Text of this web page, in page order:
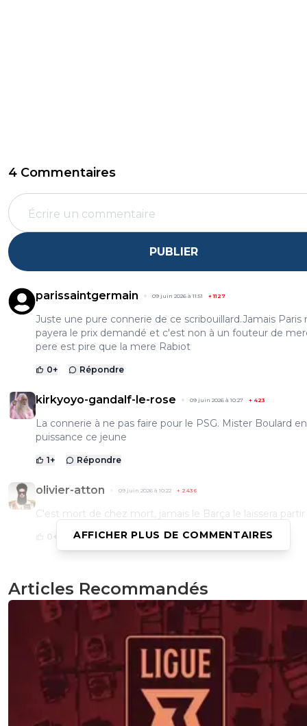
4 Commentaires
PUBLIER
parissaintgermain 09 juin 2026 à 11:51 +1127
Juste une pure connerie de ce scribouillard.Jamais Paris
payera le prix demandé et c'est non à un fouteur de
pere est pire que la mere Rabiot
0+ Répondre
kirkyoyo-gandalf-le-rose 09 juin 2026 à 10:27 + 423
La connerie à ne pas faire pour le PSG. Mister Boulard en
puissance ce jeune
1+ Répondre
olivier-atton 09 juin 2026 à 10:22 + 2436
C'est mort de chez mort, jamais le Barça le laissera partir
0 + Répondre
yan-ar-go
Mouais... a mon avis c'est plus un fantasme de
AFFICHER PLUS DE COMMENTAIRES
Articles Recommandés